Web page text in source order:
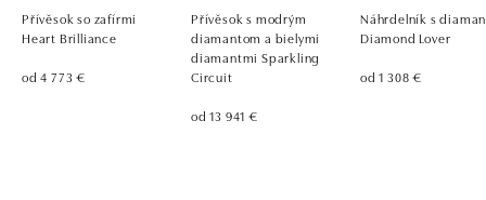
Přívěsok so zafírmi
Heart Brilliance
od 4 773 €
Přívěsok s modrým
diamantom a bielymi
diamantmi Sparkling
Circuit
od 13 941 €
Náhrdelník s
Diamond Lover
od 1 308 €